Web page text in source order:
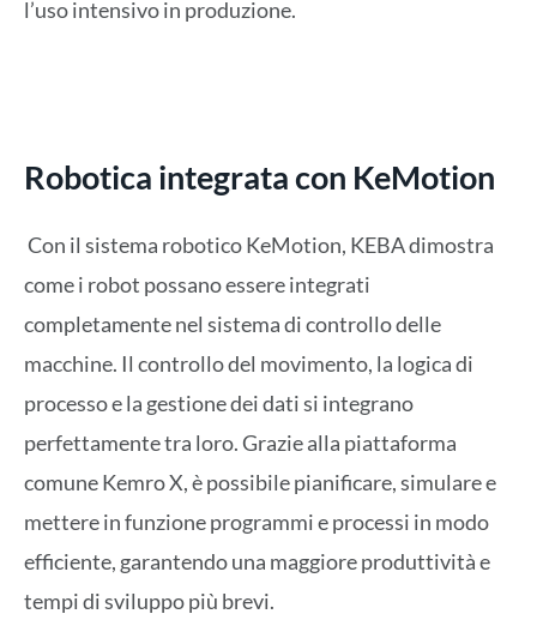
l’uso intensivo in produzione.
Robotica integrata con KeMotion
Con il sistema robotico KeMotion, KEBA dimostra
come i robot possano essere integrati
completamente nel sistema di controllo delle
macchine. Il controllo del movimento, la logica di
processo e la gestione dei dati si integrano
perfettamente tra loro. Grazie alla piattaforma
comune Kemro X, è possibile pianificare, simulare e
mettere in funzione programmi e processi in modo
efficiente, garantendo una maggiore produttività e
tempi di sviluppo più brevi.